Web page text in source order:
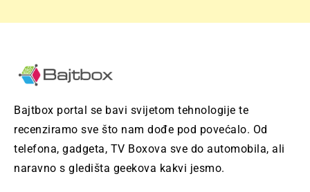
Bajtbox portal se bavi svijetom tehnologije te
recenziramo sve što nam dođe pod povećalo. Od
telefona, gadgeta, TV Boxova sve do automobila, ali
naravno s gledišta geekova kakvi jesmo.